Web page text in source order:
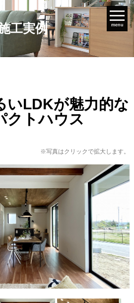
menu
工実例
いLDKが魅力的な
クトハウス
※写真はクリックで拡大します。